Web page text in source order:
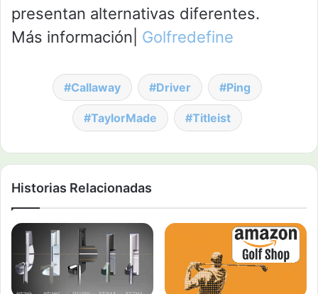
presentan alternativas diferentes.
Más información| Golfredefine
Callaway Driver Ping
TaylorMade Titleist
Historias Relacionadas